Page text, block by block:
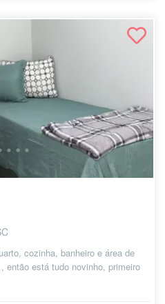
cozinha, banheiro e área de
então está tudo novinho, primeiro